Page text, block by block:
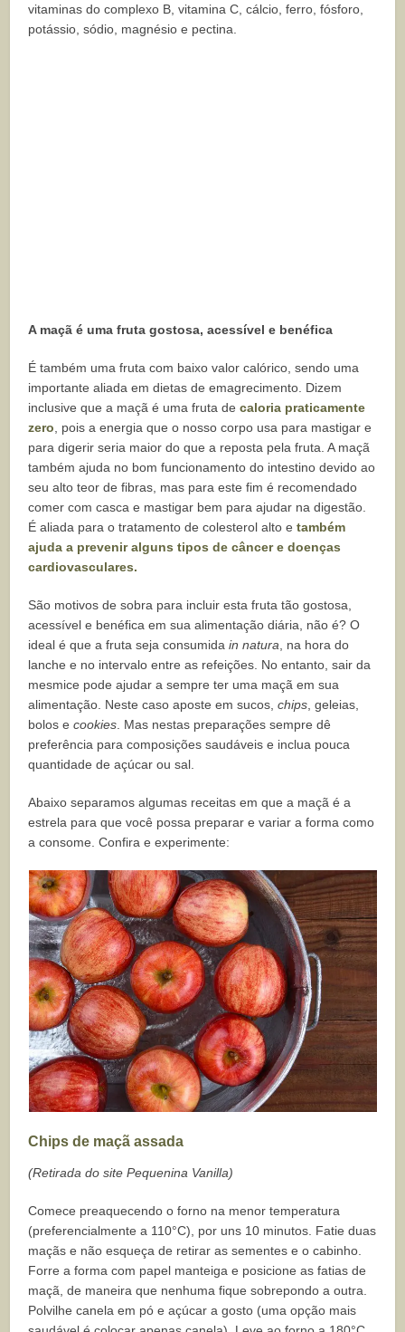
vitaminas do complexo B, vitamina C, cálcio, ferro, fósforo,
potássio, sódio, magnésio e pectina.
A maçã é uma fruta gostosa, acessível e benéfica
É também uma fruta com baixo valor calórico, sendo uma
importante aliada em dietas de emagrecimento. Dizem
inclusive que a maçã é umafruta decaloria praticamente
zero , pois a energia que o nosso corpo usa para mastigar e
para digerir seria maior do que a reposta pela fruta. A maçã
também ajuda no bom funcionamento do intestino devido ao
seu alto teor de fibras, mas para este fim é recomendado
comer com casca e mastigar bem para ajudar na digestão.
É aliada para o tratamento de colesterol alto etambém
ajuda a prevenir alguns tipos de câncer e doenças
cardiovasculares.
São motivos de sobra para incluir esta fruta tão gostosa,
acessível e benéfica em sua alimentação diária, não é? O
ideal é que a fruta seja consumidain natura , na hora do
lanche e no intervalo entre as refeições. No entanto, sair da
mesmice pode ajudar a sempre ter uma maçã em sua
alimentação. Neste caso aposte em sucos,chips , geleias,
bolos ecookies . Mas nestas preparações sempre dê
preferência para composições saudáveis e inclua pouca
quantidade de açúcar ou sal.
Abaixo separamos algumas receitas em que a maçã é a
estrela para que você possa preparar e variar a forma como
a consome. Confira e experimente:
Chips de maçã assada
(Retirada do site Pequenina Vanilla)
Comece preaquecendo o forno na menor temperatura
(preferencialmente a 110°C), por uns 10 minutos. Fatie duas
maçãs e não esqueça de retirar as sementes e o cabinho.
Forre a forma com papel manteiga e posicione as fatias de
maçã, de maneira que nenhuma fique sobrepondo a outra.
Polvilhe canela em pó e açúcar a gosto (uma opção mais